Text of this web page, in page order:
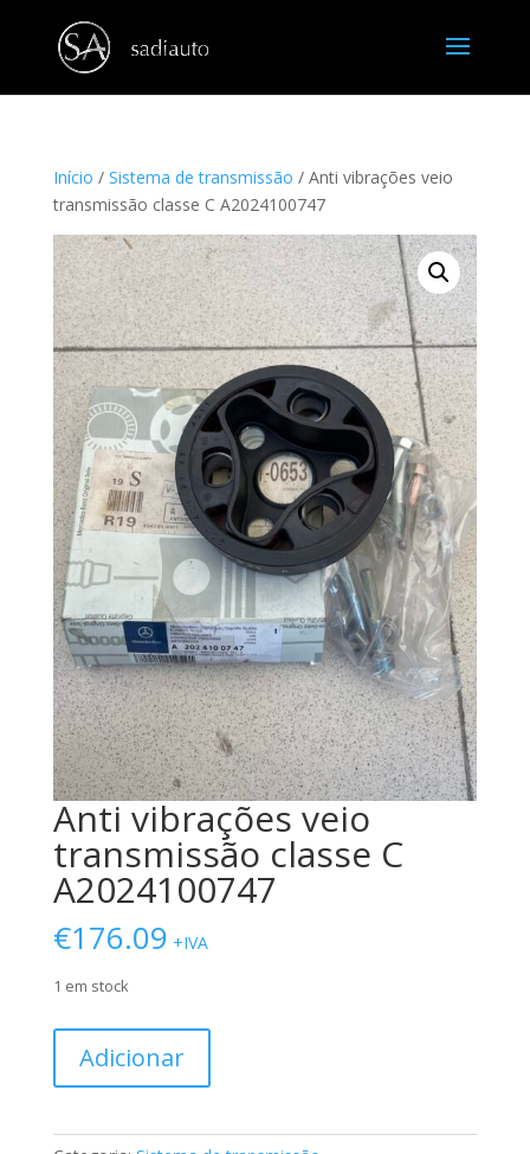
Início / Sistema de transmissão / Anti vibrações veio
transmissão classe C A2024100747
Anti vibrações veio
transmissão classe C
A2024100747
€176.09 +IVA
1 em stock
Anti
Adicionar